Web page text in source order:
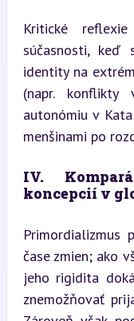
Kritické
súčasnosti, keď
identity na
(napr. konflikty
autonómiu v
menšinami po
IV.
koncepcií v
čase zmien; ako
jeho rigidita
znemožňovať